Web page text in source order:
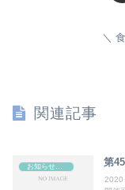
関連記事
第
2020